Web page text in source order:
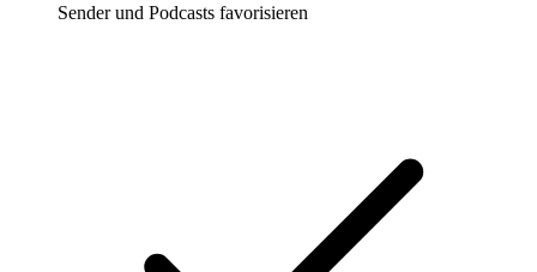
Sender und Podcasts favorisieren